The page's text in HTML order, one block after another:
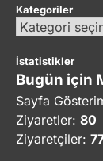
Kategoriler
Kategoriler
İstatistikler
Bugün için
Sayfa
Ziyaretler: 80
Ziyaretçiler: